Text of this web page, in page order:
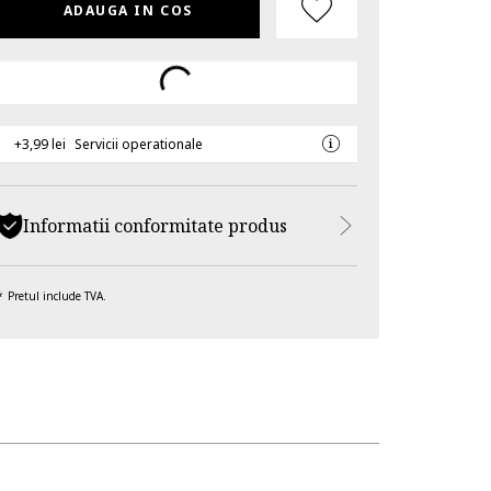
ADAUGA IN COS
+3,99 lei Servicii operationale
Informatii conformitate produs
Pretul include TVA.